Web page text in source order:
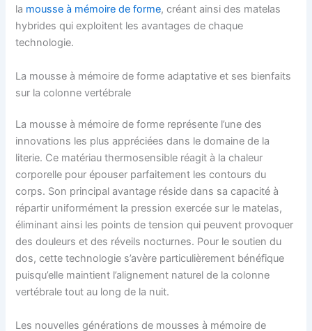
la mousse à mémoire de forme, créant ainsi des matelas
hybrides qui exploitent les avantages de chaque
technologie.
La mousse à mémoire de forme adaptative et ses bienfaits
sur la colonne vertébrale
La mousse à mémoire de forme représente l’une des
innovations les plus appréciées dans le domaine de la
literie. Ce matériau thermosensible réagit à la chaleur
corporelle pour épouser parfaitement les contours du
corps. Son principal avantage réside dans sa capacité à
répartir uniformément la pression exercée sur le matelas,
éliminant ainsi les points de tension qui peuvent provoquer
des douleurs et des réveils nocturnes. Pour le soutien du
dos, cette technologie s’avère particulièrement bénéfique
puisqu’elle maintient l’alignement naturel de la colonne
vertébrale tout au long de la nuit.
Les nouvelles générations de mousses à mémoire de